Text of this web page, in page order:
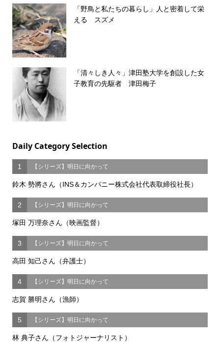
「野鳥と私たちの暮らし」人と密着して栄
える スズメ
「清々しき人々」津田塾大学を創設した女
子教育の先駆者 津田梅子
Daily Category Selection
1 【シリーズ】明日に向かって
鈴木 勢將さん（INS＆カンパニー株式会社代表取締役社長）
2 【シリーズ】明日に向かって
塚田 万理奈さん（映画監督）
3 【シリーズ】明日に向かって
高田 知己さん（弁護士）
4 【シリーズ】明日に向かって
志賀 勝明さん（漁師）
5 【シリーズ】明日に向かって
林 典子さん（フォトジャーナリスト）